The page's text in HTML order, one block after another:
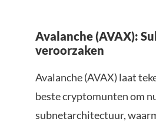
Avalanche (AVAX):
veroorzaken
Avalanche (AVAX) laat
beste cryptomunten om
subnetarchitectuur,